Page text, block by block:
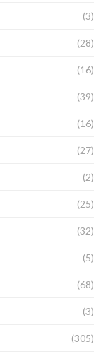
(3)
(28)
(16)
(39)
(16)
(27)
(2)
(25)
(32)
(5)
(68)
(3)
(305)